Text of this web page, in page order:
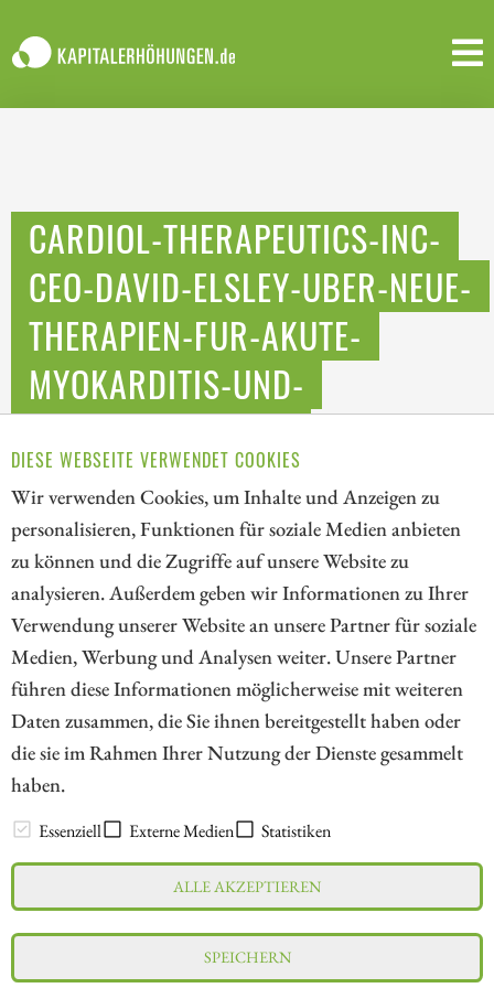
DIESE WEBSEITE VERWENDET COOKIES
Wir verwenden Cookies, um Inhalte und Anzeigen zu
personalisieren, Funktionen für soziale Medien anbieten
zu können und die Zugriffe auf unsere Website zu
analysieren. Außerdem geben wir Informationen zu Ihrer
Verwendung unserer Website an unsere Partner für soziale
Medien, Werbung und Analysen weiter. Unsere Partner
führen diese Informationen möglicherweise mit weiteren
Daten zusammen, die Sie ihnen bereitgestellt haben oder
die sie im Rahmen Ihrer Nutzung der Dienste gesammelt
haben.
Essenziell Externe Medien Statistiken
ALLE AKZEPTIEREN
SPEICHERN
CARDIOL-THERAPEUTICS-INC-
CEO-DAVID-ELSLEY-UBER-NEUE-
THERAPIEN-FUR-AKUTE-
MYOKARDITIS-UND-
WIEDERKEHRENDE-
PERIKARDITIS
// kapitalerhoehungen.de - © 2026 - Die Informationsplattform für
Investoren und Unternehmen rund um Kapitalerhöhung, Kapitalmarkt
und Unternehmensfinanzierung
LEXIKON
Impressum
Datenschutz
Interessenskonflikt & Risikohinweis
Nutzungsbedingungen